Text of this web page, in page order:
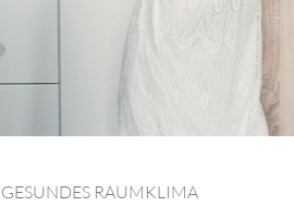
RAUMKLIMA